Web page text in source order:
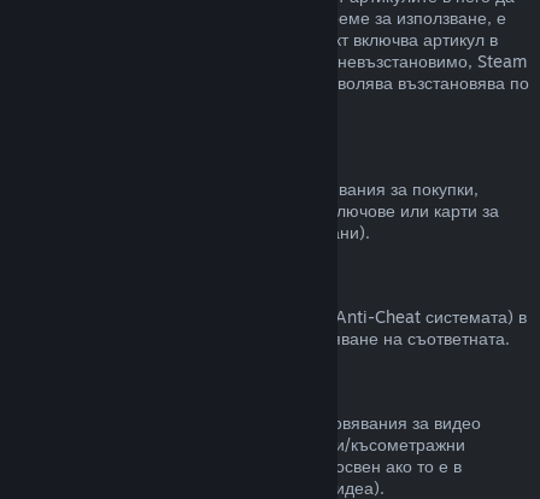
не е бил прехвърлен и ако общото им време за използване, е
по-малко от два часа. Ако даден комплект включва артикул в
игра или сваляемо съдържание, което е невъзстановимо, Steam
ще Ви уведоми дали целия комплект позволява възстановява по
Valve не може да предостави възстановявания за покупки,
направени извън Steam (например, CD ключове или карти за
Steam портфейла закупени от трети страни).
Ако сте получили забрана от VAC (Valve Anti-Cheat системата) в
някоя игра, губите правото за възстановяване на съответната.
Неспособни сме да предлагаме възстановявания за видео
съдържание в Steam (пр. пълнометражни/късометражни
филми, сериали, епизоди и упътвания), освен ако то е в
комплект с други продукти (които не са видеа).